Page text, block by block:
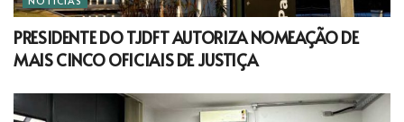
PRESIDENTE DO TJDFT AUTORIZA NOMEAÇÃO DE
MAIS CINCO OFICIAIS DE JUSTIÇA